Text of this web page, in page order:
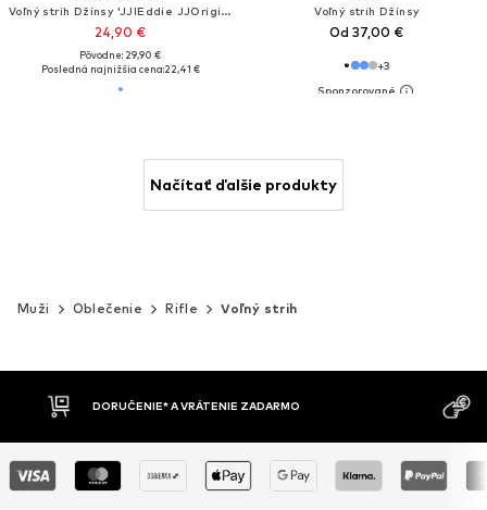
Voľný strih Džínsy 'JJIEddie JJOriginal'
24,90 €
Pôvodne: 29,90 €
Posledná najnižšia cena:22,41 €
Voľný strih Džínsy
Od 37,00 €
+3
Načítať ďalšie produkty
Muži Oblečenie Rifle Voľný strih
DOBIERKA
MOŽNOSŤ